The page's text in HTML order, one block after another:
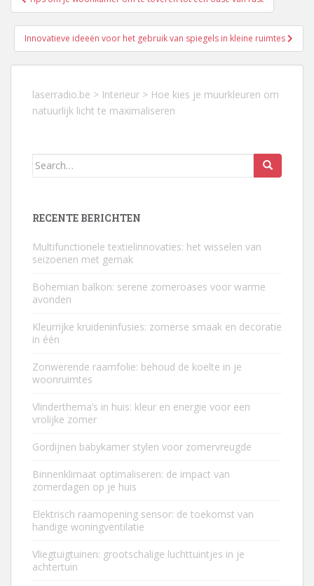
Innovatieve ideeën voor het gebruik van spiegels in kleine ruimtes
laserradio.be > Interieur > Hoe kies je muurkleuren om
natuurlijk licht te maximaliseren
Search
RECENTE BERICHTEN
Multifunctionele textielinnovaties: het wisselen van
seizoenen met gemak
Bohemian balkon: serene zomeroases voor warme
avonden
Kleurrijke kruideninfusies: zomerse smaak en decoratie
in één
Zonwerende raamfolie: behoud de koelte in je
woonruimtes
Vlinderthema’s in huis: kleur en energie voor een
vrolijke zomer
Gordijnen babykamer stylen voor zomervreugde
Binnenklimaat optimaliseren: de impact van
zomerdagen op je huis
Elektrisch raamopening sensor: de toekomst van
handige woningventilatie
Vliegtuigtuinen: grootschalige luchttuintjes in je
achtertuin